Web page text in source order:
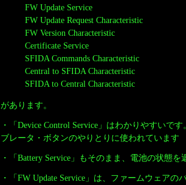
FW Update Service
FW Update Request Characteristic
FW Version Characteristic
Certificate Service
SFIDA Commands Characteristic
Central to SFIDA Characteristic
SFIDA to Central Characteristic
があります。
・「Device Control Service」はわかりやすいで
ブレータ・ボタンのやりとりに使われています
・「Battery Service」もそのまま、電池の状態を
・「FW Update Service」は、ファームウェア